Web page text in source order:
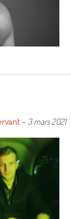
- 3 mars 2021